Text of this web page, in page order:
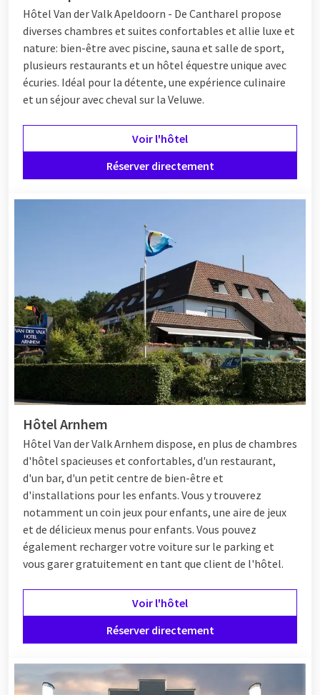
Hôtel Van der Valk Apeldoorn - De Cantharel propose
diverses chambres et suites confortables et allie luxe et
nature: bien-être avec piscine, sauna et salle de sport,
plusieurs restaurants et un hôtel équestre unique avec
écuries. Idéal pour la détente, une expérience culinaire
et un séjour avec cheval sur la Veluwe.
Voir l'hôtel
Réserver directement
Hôtel Arnhem
Hôtel Van der Valk Arnhem dispose, en plus de chambres
d'hôtel spacieuses et confortables, d'un restaurant,
d'un bar, d'un petit centre de bien-être et
d'installations pour les enfants. Vous y trouverez
notamment un coin jeux pour enfants, une aire de jeux
et de délicieux menus pour enfants. Vous pouvez
également recharger votre voiture sur le parking et
vous garer gratuitement en tant que client de l'hôtel.
Voir l'hôtel
Réserver directement